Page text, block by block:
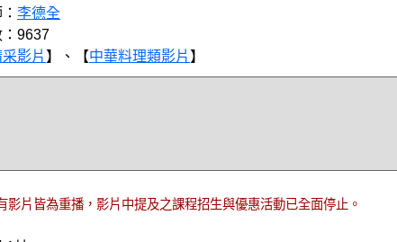
李德全
9637
影片 】、【中華料理類影片 】
影片皆為重播，影片中提及之課程招生與優惠活動已全面停止。